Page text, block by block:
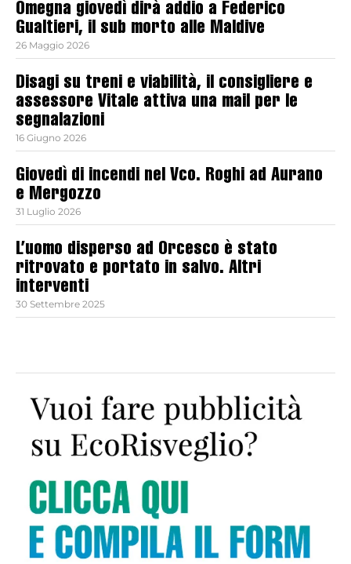
Omegna giovedì dirà addio a Federico
Gualtieri, il sub morto alle Maldive
26 Maggio 2026
Disagi su treni e viabilità, il consigliere e
assessore Vitale attiva una mail per le
segnalazioni
16 Giugno 2026
Giovedì di incendi nel Vco. Roghi ad Aurano
e Mergozzo
31 Luglio 2026
L’uomo disperso ad Orcesco è stato
ritrovato e portato in salvo. Altri
interventi
30 Settembre 2025